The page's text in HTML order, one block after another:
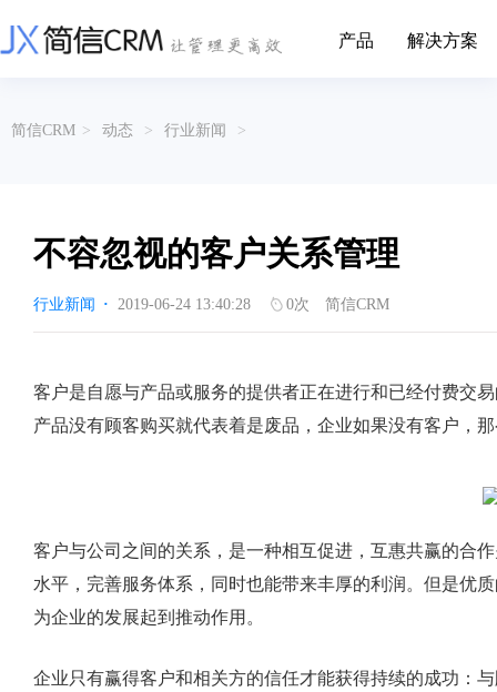
产品
营销云
从营销获客到商机转化的全流程管理
渠道云
融合分公司、经销商、总部伙伴管理
涵盖多种售前/后服务元素功能和接入
解决方案
挖现有客户价值以及开发更多新...
的现代化管理
传媒企业自身由于数字化传媒的发
展，对其内部控制建设和完善也是...
进装修行业往
互联网等相关信息技术的发展是支撑
互联网金融模式发展的基石，给...
通过数字化方
享受个性化的
帮助文档
产品功能
以CRM产品为基础的功能点
关于简信
用户协议 免责声明
简信CRM > 动态 > 行业新闻 >
不容忽视的客户关系管理
行业新闻 · 2019-06-24 13:40:28 0次 简信CRM
客户是自愿与产品或服务的提供者正在进行和已经付费交
产品没有顾客购买就代表着是废品，企业如果没有客户，
客户与公司之间的关系，是一种相互促进，互惠共赢的合
水平，完善服务体系，同时也能带来丰厚的利润。但是优
为企业的发展起到推动作用。
企业只有赢得客户和相关方的信任才能获得持续的成功：